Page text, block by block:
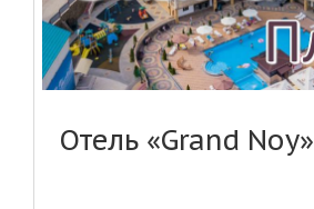
Отель «Grand Noy»